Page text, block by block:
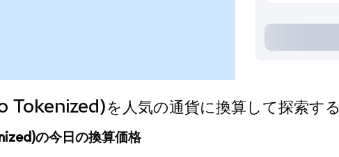
を人気の通貨に換算して探索する
の今日の換算価格